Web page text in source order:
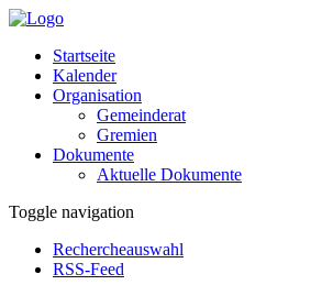
Startseite
Kalender
Organisation
Gemeinderat
Gremien
Dokumente
Aktuelle Dokumente
Toggle navigation
Rechercheauswahl
RSS-Feed